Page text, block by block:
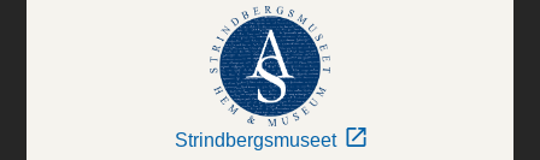
Strindbergsmuseet